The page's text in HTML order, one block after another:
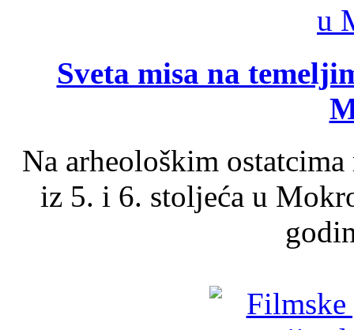
Sveta misa na
Na arheološkim
iz 5. i 6. stoljeća u